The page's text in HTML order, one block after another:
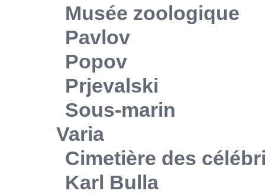
Musée zoologique
Pavlov
Popov
Prjevalski
Sous-marin
Varia
Cimetière des
Karl Bulla